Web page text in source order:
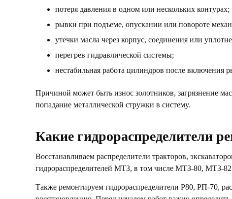
потеря давления в одном или нескольких контурах;
рывки при подъеме, опускании или повороте
утечки масла через корпус, соединения или
перегрев гидравлической системы;
нестабильная работа цилиндров после включения
Причиной может быть износ золотников, загрязнение
попадание металлической стружки в систему.
Какие гидрораспределители
Восстанавливаем распределители тракторов,
гидрораспределителей МТЗ, в том числе МТЗ-80,
Также ремонтируем гидрораспределители Р80, РП-70,